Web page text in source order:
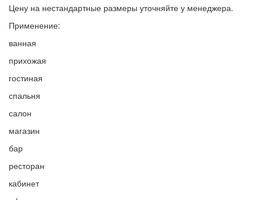
Цену на нестандартные размеры уточняйте у менеджера.
Применение:
ванная
прихожая
гостиная
спальня
салон
магазин
бар
ресторан
кабинет